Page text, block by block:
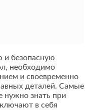
и безопасную
необходимо
и своевременно
деталей. Самые
нужно знать при
в себя